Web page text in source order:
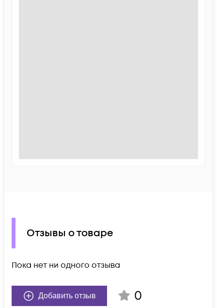
Отзывы о товаре
Пока нет ни одного отзыва
Добавить отзыв 0